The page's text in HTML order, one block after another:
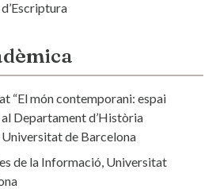
“El món contemporani: espai
Departament d’Història
de Barcelona
de la Informació, Universitat